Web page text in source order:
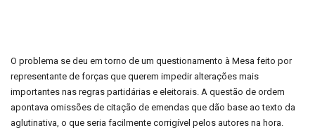
O problema se deu em torno de um questionamento à Mesa feito por
representante de forças que querem impedir alterações mais
importantes nas regras partidárias e eleitorais. A questão de ordem
apontava omissões de citação de emendas que dão base ao texto da
aglutinativa, o que seria facilmente corrigível pelos autores na hora.